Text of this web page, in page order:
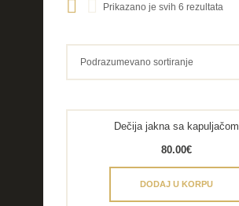
Prikazano je svih 6 rezultata
Dečija jakna sa kapuljačom
80.00€
DODAJ U KORPU